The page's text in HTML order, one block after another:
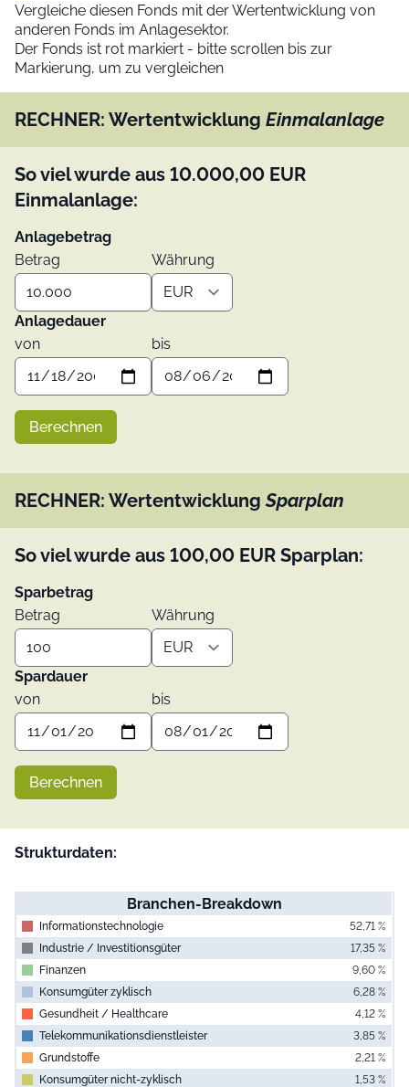
Vergleiche diesen Fonds mit der Wertentwicklung von
anderen Fonds im Anlagesektor.
Der Fonds ist rot markiert - bitte scrollen bis zur
Markierung, um zu vergleichen
RECHNER: Wertentwicklung Einmalanlage
So viel wurde aus 10.000,00 EUR
Einmalanlage:
Anlagebetrag
Betrag
Währung
Anlagedauer
von
bis
Berechnen
RECHNER: WertentwicklungSparplan
So viel wurde aus 100,00 EUR Sparplan:
Sparbetrag
Betrag
Währung
Spardauer
von
bis
Berechnen
Strukturdaten:
Branchen-Breakdown
Informationstechnologie
52,71 %
Industrie / Investitionsgüter
17,35 %
Finanzen
9,60 %
Konsumgüter zyklisch
6,28 %
Gesundheit / Healthcare
4,12 %
Telekommunikationsdienstleister
3,85 %
Grundstoffe
2,21 %
Konsumgüter nicht-zyklisch
1,53 %